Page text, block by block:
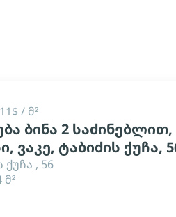
11$ / მ²
ბინა 2 საძინებლით,
ვაკე, ტაბიძის ქუჩა,
ქუჩა , 56
მ²